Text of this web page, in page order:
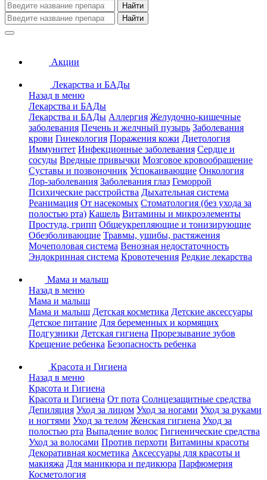
Найти
Найти
Акции
Лекарства и БАДы
Назад в меню
Лекарства и БАДы
Лекарства и БАДы Аллергия Желудочно-кишечные
заболевания Печень и желчный пузырь Заболевания
крови Гинекология Поражения кожи Диетология
Иммунитет Инфекционные заболевания Сердце и
сосуды Вредные привычки Мозговое кровообращение
Суставы и позвоночник Успокаивающие Онкология
Лор-заболевания Заболевания глаз Геморрой
Психические расстройства Дыхательная система
Реанимация От насекомых Стоматология (без ухода за
полостью рта) Кашель Витамины и микроэлементы
Простуда, грипп Общеукрепляющие и тонизирующие
Обезболивающие Травмы, ушибы, растяжения
Мочеполовая система Венозная недостаточность
Эндокринная система Кровотечения Редкие лекарства
Мама и малыш
Назад в меню
Мама и малыш
Мама и малыш Детская косметика Детские аксессуары
Детское питание Для беременных и кормящих
Подгузники Детская гигиена Прорезывание зубов
Крещение ребенка Безопасность ребенка
Красота и Гигиена
Назад в меню
Красота и Гигиена
Красота и Гигиена От пота Солнцезащитные средства
Депиляция Уход за лицом Уход за ногами Уход за руками
и ногтями Уход за телом Женская гигиена Уход за
полостью рта Выпадение волос Гигиенические средства
Уход за волосами Против перхоти Витамины красоты
Декоративная косметика Аксессуары для красоты и
макияжа Для маникюра и педикюра Парфюмерия
Косметология